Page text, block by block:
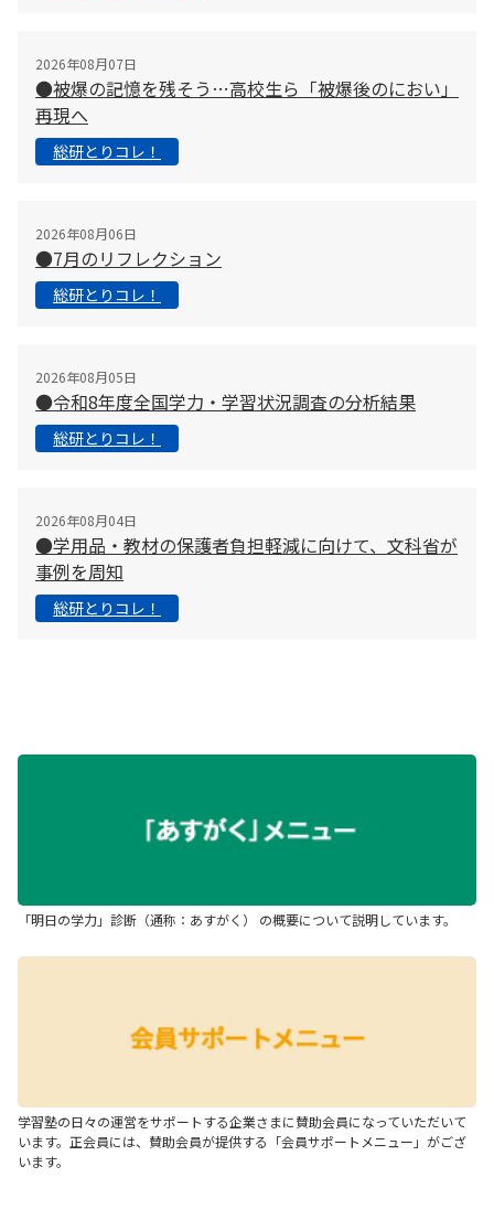
2026年08月07日
●被爆の記憶を残そう…高校生ら「被爆後のにおい」
再現へ
総研とりコレ！
2026年08月06日
●7月のリフレクション
総研とりコレ！
2026年08月05日
●令和8年度全国学力・学習状況調査の分析結果
総研とりコレ！
2026年08月04日
●学用品・教材の保護者負担軽減に向けて、文科省が
事例を周知
総研とりコレ！
「明日の学力」診断（通称：あすがく） の概要について説明しています。
学習塾の日々の運営をサポートする企業さまに賛助会員になっていただいて
います。正会員には、賛助会員が提供する「会員サポートメニュー」がござ
います。